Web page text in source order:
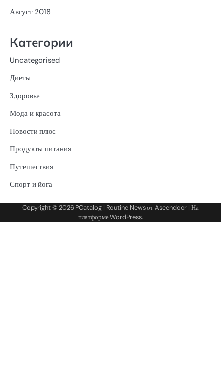
Август 2018
Категории
Uncategorised
Диеты
Здоровье
Мода и красота
Новости плюс
Продукты питания
Путешествия
Спорт и йога
Copyright © 2026 PCatalog | Routine News отAscendoor | На
платформеWordPress.